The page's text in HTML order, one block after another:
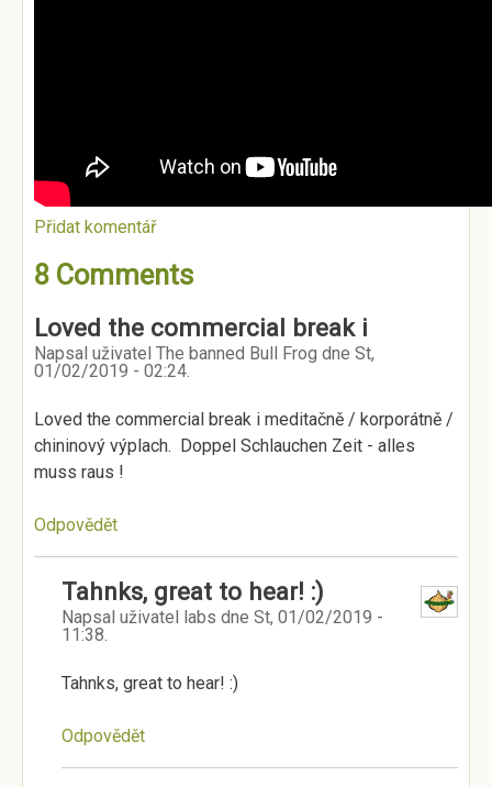
Přidat komentář
8 Comments
Loved the commercial break i
Napsal uživatel The banned Bull Frog dne St,
01/02/2019 - 02:24.
Loved the commercial break i meditačně / korporátně /
chininový výplach. Doppel Schlauchen Zeit - alles
muss raus !
Odpovědět
Tahnks, great to hear! :)
Napsal uživatel labs dne St, 01/02/2019 -
11:38.
Tahnks, great to hear! :)
Odpovědět